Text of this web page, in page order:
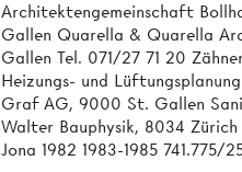
Architektengemeinschaft
Gallen Quarella & Quarella
Gallen Tel. 071/27 71 20
Heizungs- und
Graf AG, 9000 St. Gallen
Walter Bauphysik, 8034
Jona 1982 1983-1985 741.775/